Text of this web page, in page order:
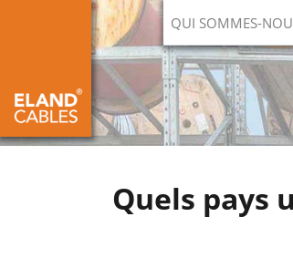
QUI SOMMES-
Quels pays